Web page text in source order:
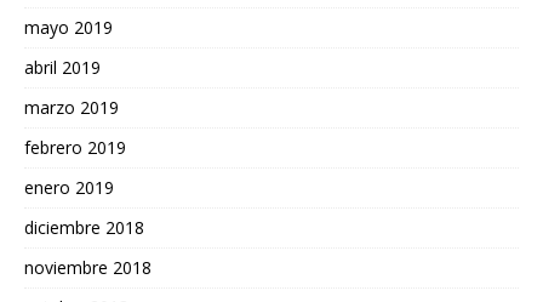
mayo 2019
abril 2019
marzo 2019
febrero 2019
enero 2019
diciembre 2018
noviembre 2018